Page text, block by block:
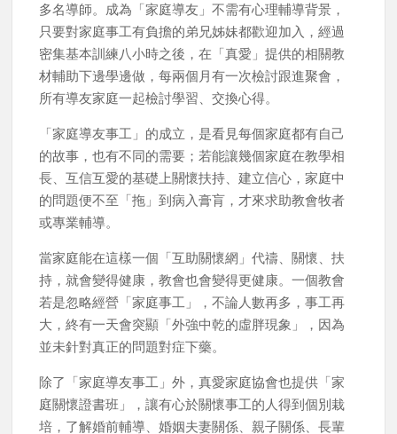
多名導師。成為「家庭導友」不需有心理輔導背景，
只要對家庭事工有負擔的弟兄姊妹都歡迎加入，經過
密集基本訓練八小時之後，在「真愛」提供的相關教
材輔助下邊學邊做，每兩個月有一次檢討跟進聚會，
所有導友家庭一起檢討學習、交換心得。
「家庭導友事工」的成立，是看見每個家庭都有自己
的故事，也有不同的需要；若能讓幾個家庭在教學相
長、互信互愛的基礎上關懷扶持、建立信心，家庭中
的問題便不至「拖」到病入膏肓，才來求助教會牧者
或專業輔導。
當家庭能在這樣一個「互助關懷網」代禱、關懷、扶
持，就會變得健康，教會也會變得更健康。一個教會
若是忽略經營「家庭事工」，不論人數再多，事工再
大，終有一天會突顯「外強中乾的虛胖現象」，因為
並未針對真正的問題對症下藥。
除了「家庭導友事工」外，真愛家庭協會也提供「家
庭關懷證書班」，讓有心於關懷事工的人得到個別栽
培，了解婚前輔導、婚姻夫妻關係、親子關係、長輩